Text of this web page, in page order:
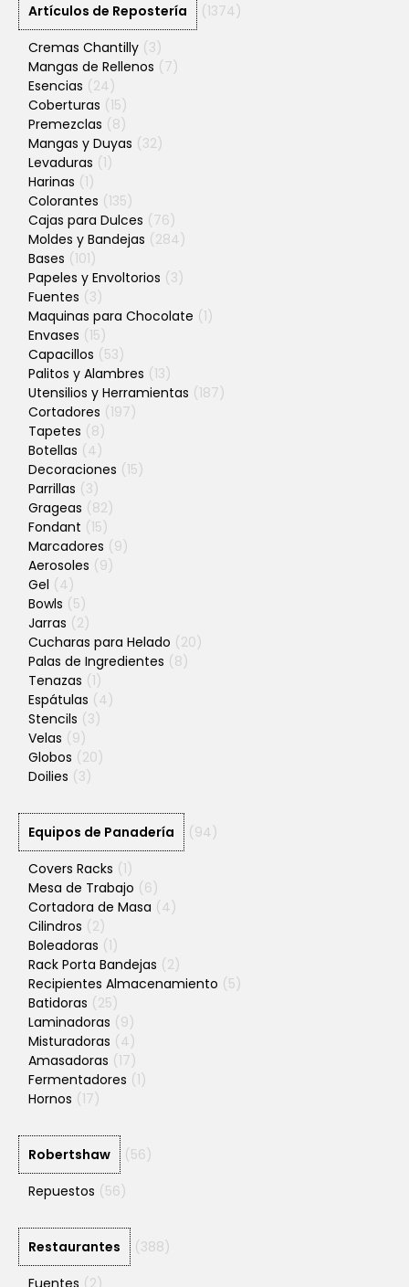
Artículos de Repostería
(1374)
Cremas Chantilly (3)
Mangas de Rellenos (7)
Esencias (24)
Coberturas (15)
Premezclas (8)
Mangas y Duyas (32)
Levaduras (1)
Harinas (1)
Colorantes (135)
Cajas para Dulces (76)
Moldes y Bandejas (284)
Bases (101)
Papeles y Envoltorios (3)
Fuentes (3)
Maquinas para Chocolate (1)
Envases (15)
Capacillos (53)
Palitos y Alambres (13)
Utensilios y Herramientas (187)
Cortadores (197)
Tapetes (8)
Botellas (4)
Decoraciones (15)
Parrillas (3)
Grageas (82)
Fondant (15)
Marcadores (9)
Aerosoles (9)
Gel (4)
Bowls (5)
Jarras (2)
Cucharas para Helado (20)
Palas de Ingredientes (8)
Tenazas (1)
Espátulas (4)
Stencils (3)
Velas (9)
Globos (20)
Doilies (3)
Equipos de Panadería
(94)
Covers Racks (1)
Mesa de Trabajo (6)
Cortadora de Masa (4)
Cilindros (2)
Boleadoras (1)
Rack Porta Bandejas (2)
Recipientes Almacenamiento (5)
Batidoras (25)
Laminadoras (9)
Misturadoras (4)
Amasadoras (17)
Fermentadores (1)
Hornos (17)
Robertshaw
(56)
Repuestos (56)
Restaurantes
(388)